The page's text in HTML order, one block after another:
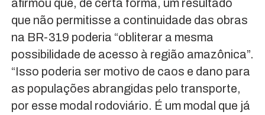
afirmou que, de certa forma, um resultado
que não permitisse a continuidade das obras
na BR-319 poderia “obliterar a mesma
possibilidade de acesso à região amazônica”.
“Isso poderia ser motivo de caos e dano para
as populações abrangidas pelo transporte,
por esse modal rodoviário. É um modal que já